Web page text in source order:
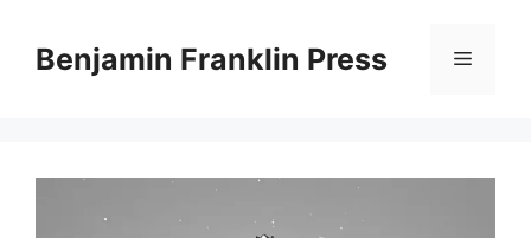
contentBenjamin Franklin Press Menu